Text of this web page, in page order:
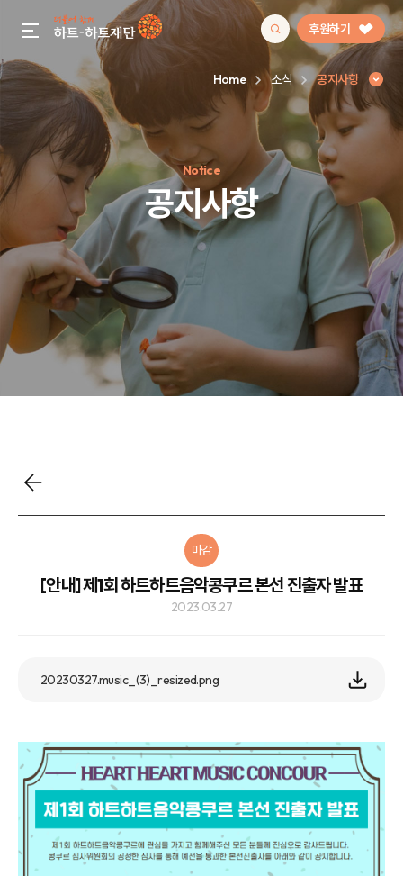
gnb menu open 후원하기
인기 키워드
#정기후원#하트플레이스#캠페인#팬덤후원
Home 소식 공지사항
Notice
공지사항
마감
[안내] 제1회 하트하트음악콩쿠르 본선 진출자 발표
2023.03.27
20230327.music_(3)_resized.png